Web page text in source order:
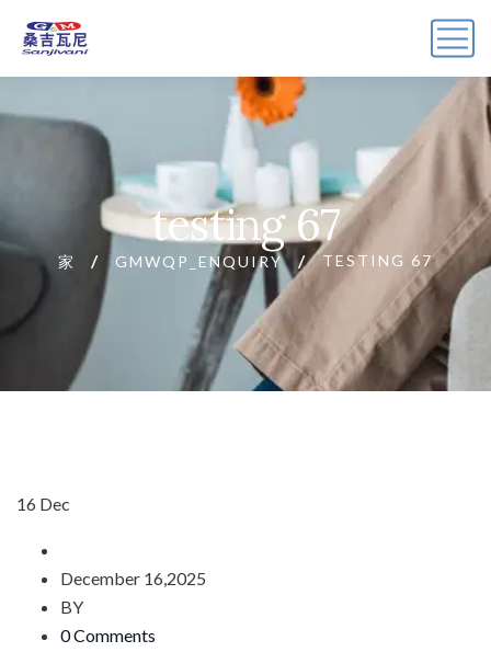
testing 67
家 GMWQP_ENQUIRY TESTING 67
16 Dec
December 16,2025
BY
0 Comments